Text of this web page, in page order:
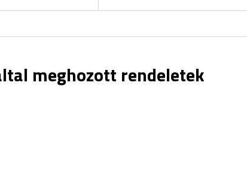
meghozott rendeletek